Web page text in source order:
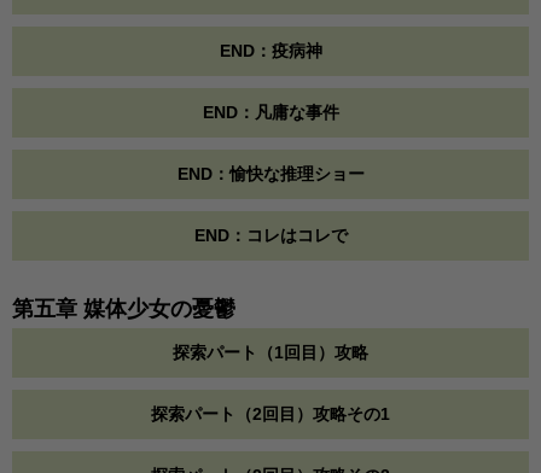
END：疫病神
END：凡庸な事件
END：愉快な推理ショー
END：コレはコレで
第五章 媒体少女の憂鬱
探索パート（1回目）攻略
探索パート（2回目）攻略その1